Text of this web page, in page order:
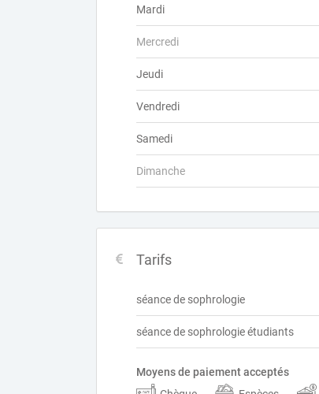
Mardi
Mercredi
Jeudi
Vendredi
Samedi
Dimanche
Tarifs
séance de sophrologie
séance de sophrologie étudiants
Moyens de paiement acceptés